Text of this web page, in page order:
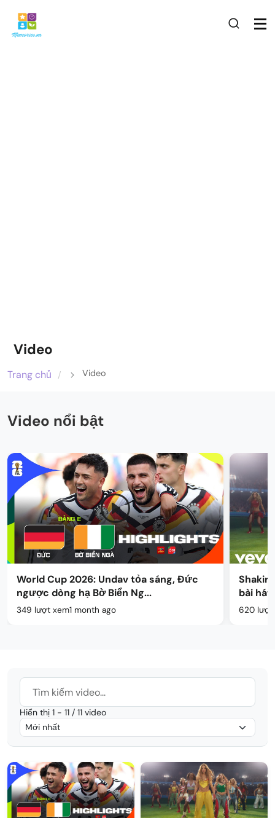
Video
Trang chủ Video
Video nổi bật
Shakira và Burna Boy phát hành Dai Dai,
bài hát chính thức c...
620 lượt xem1 month ago
Nơi
666
Hiển thị 1 - 11 / 11 video